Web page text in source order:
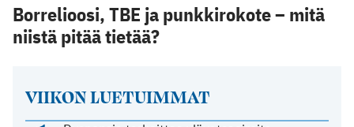
VIIKON LUETUIMMAT
Borrelioosi, TBE ja punkkirokote – mitä
niistä pitää tietää?